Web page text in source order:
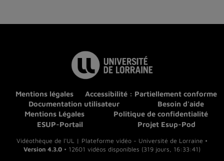
Mentions légales
Accessibilité : Partiellement conforme
Documentation utilisateur
Besoin d'aide
Mentions Légales
Politique de confidentialité
ESUP-Portail
Projet Esup-Pod
Vidéothèque de l'UL | Plateforme vidéo - Université de Lorraine •
Version 4.3.0 • 12601 vidéos disponibles (319 jours, 16:33:41)